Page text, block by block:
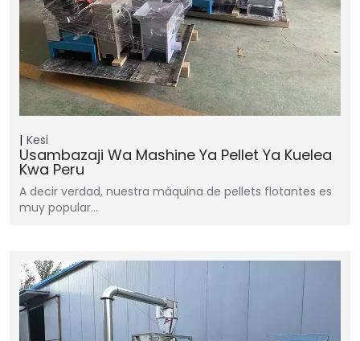
Kesi
Usambazaji Wa Mashine Ya Pellet Ya Kuelea
Kwa Peru
A decir verdad, nuestra máquina de pellets flotantes es
muy popular…